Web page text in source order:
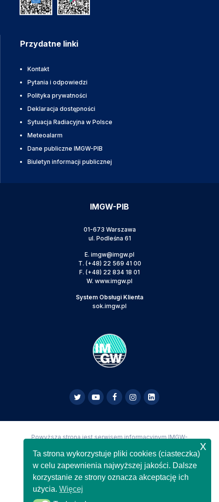
Przydatne linki
Kontakt
Pytania i odpowiedzi
Polityka prywatności
Deklaracja dostępności
Sytuacja Radiacyjna w Polsce
Meteoalarm
Dane publiczne IMGW-PIB
Biuletyn informacji publicznej
IMGW-PIB
01-673 Warszawa
ul. Podleśna 61
E. imgw@imgw.pl
T. (+48) 22 569 41 00
F. (+48) 22 834 18 01
W. www.imgw.pl
System Obsługi Klienta
sok.imgw.pl
Powyższa strona jest serwisem informacyjnym IMGW-
Copyright IMGW-PIB Wszelkie prawa zastrzeżone
Ta strona wykorzystuje pliki cookies (ciasteczka)
w celu zapewnienia najwyższej jakości. Dalsze
korzystanie ze strony oznacza akceptację ich
użycia.Więcej
x